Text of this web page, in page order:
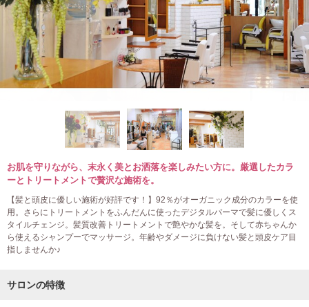
お肌を守りながら、末永く美とお洒落を楽しみたい方に。厳選したカラ
ーとトリートメントで贅沢な施術を。
【髪と頭皮に優しい施術が好評です！】92％がオーガニック成分のカラーを使
用。さらにトリートメントをふんだんに使ったデジタルパーマで髪に優しくス
タイルチェンジ。髪質改善トリートメントで艶やかな髪を。そして赤ちゃんか
ら使えるシャンプーでマッサージ。年齢やダメージに負けない髪と頭皮ケア目
指しませんか♪
サロンの特徴